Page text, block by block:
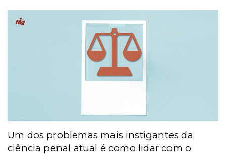
Um dos problemas mais instigantes da
ciência penal atual é como lidar com o